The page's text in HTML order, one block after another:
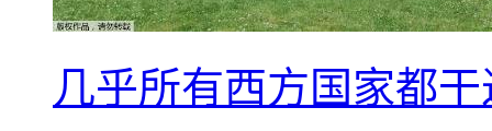
几乎所有西方国家都